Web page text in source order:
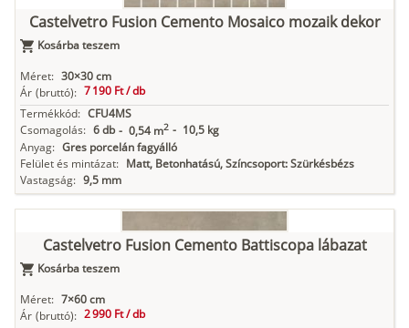
Castelvetro Fusion Cemento Mosaico mozaik dekor
Kosárba teszem
Méret: 30×30 cm
Ár (bruttó): 7 190 Ft /db
Termékkód: CFU4MS
Csomagolás: 6 db - 0,54 m2 - 10,5 kg
Anyag: Gres porcelán fagyálló
Felület és mintázat: Matt, Betonhatású, Színcsoport: Szürkésbézs
Vastagság: 9,5 mm
Castelvetro Fusion Cemento Battiscopa lábazat
Kosárba teszem
Méret: 7×60 cm
Ár (bruttó): 2 990 Ft /db